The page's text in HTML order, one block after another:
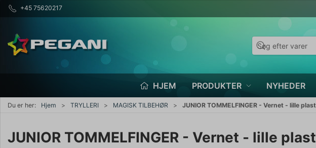
+45 75620217
HJEM PRODUKTER NYHEDER
Du er her: Hjem TRYLLERI MAGISK TILBEHØR JUNIOR TOMMELFINGER - Vernet - lille plast
JUNIOR TOMMELFINGER - Vernet - lille plast